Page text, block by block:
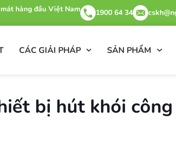
hàng đầu Việt Nam 1900 64 34
CÁC GIẢI PHÁP SẢN PHẨM
bị hút khói